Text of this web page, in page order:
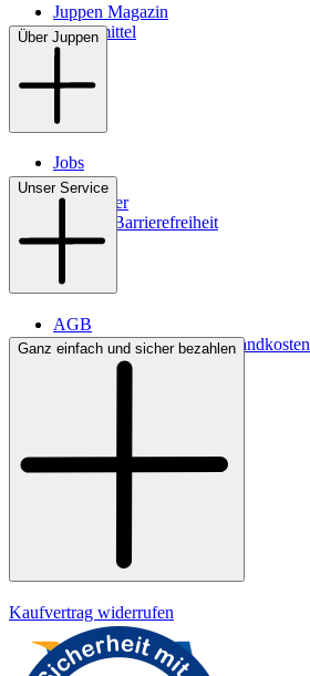
Juppen Magazin
Pflegemittel
Über Juppen
Jobs
Filialen
Newsletter
Digitale Barrierefreiheit
Unser Service
AGB
Lieferbedingungen & Versandkosten
Bezahlung
Ganz einfach und sicher bezahlen
Kaufvertrag widerrufen